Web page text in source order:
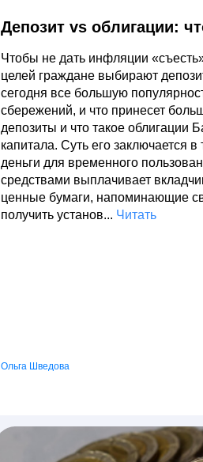
Депозит vs облигации:
Чтобы не дать инфляции
целей граждане выбирают
сегодня все большую
сбережений, и что принесет
депозиты и что такое облигации
капитала. Суть его заключается
деньги для временного
средствами выплачивает
ценные бумаги, напоминающие
получить установ... Читать
Ольга Шведова